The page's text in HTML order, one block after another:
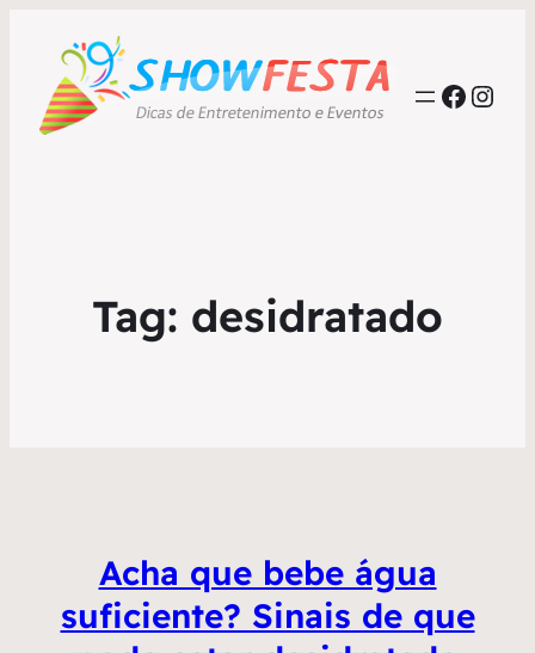
Tag: desidratado
Acha que bebe água
suficiente? Sinais de que